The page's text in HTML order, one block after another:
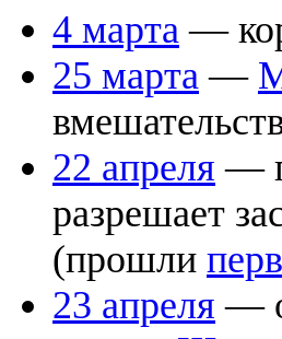
4 марта —
25 марта —
22 апреля —
разрешает
(прошли
23 апреля —